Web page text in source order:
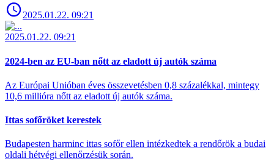
2025.01.22. 09:21
2025.01.22. 09:21
2024-ben az EU-ban nőtt az eladott új autók száma
Az Európai Unióban éves összevetésben 0,8 százalékkal, mintegy
10,6 millióra nőtt az eladott új autók száma.
Ittas sofőröket kerestek
Budapesten harminc ittas sofőr ellen intézkedtek a rendőrök a budai
oldali hétvégi ellenőrzésük során.